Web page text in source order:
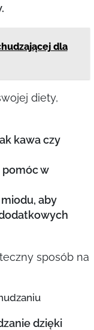
dla
diety,
kawa czy
pomóc w
aby
sposób na
dzięki